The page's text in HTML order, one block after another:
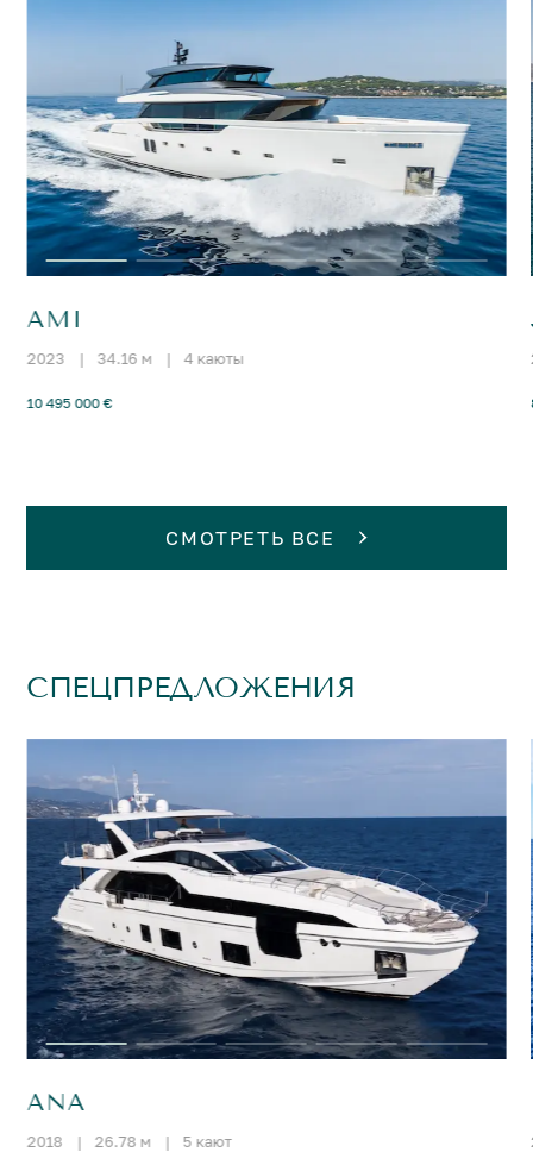
AMI
2023 | 34.16 м | 4 каюты
10 495 000 €
СМОТРЕТЬ ВСЕ
СПЕЦПРЕДЛОЖЕНИЯ
ANA
2018 | 26.78 м | 5 кают